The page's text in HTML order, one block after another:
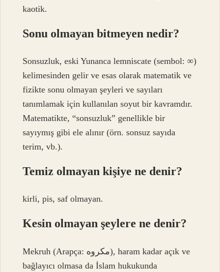
kaotik.
Sonu olmayan bitmeyen nedir?
Sonsuzluk, eski Yunanca lemniscate (sembol: ∞)
kelimesinden gelir ve esas olarak matematik ve
fizikte sonu olmayan şeyleri ve sayıları
tanımlamak için kullanılan soyut bir kavramdır.
Matematikte, “sonsuzluk” genellikle bir
sayıymış gibi ele alınır (örn. sonsuz sayıda
terim, vb.).
Temiz olmayan kişiye ne denir?
kirli, pis, saf olmayan.
Kesin olmayan şeylere ne denir?
Mekruh (Arapça: مكروه), haram kadar açık ve
bağlayıcı olmasa da İslam hukukunda